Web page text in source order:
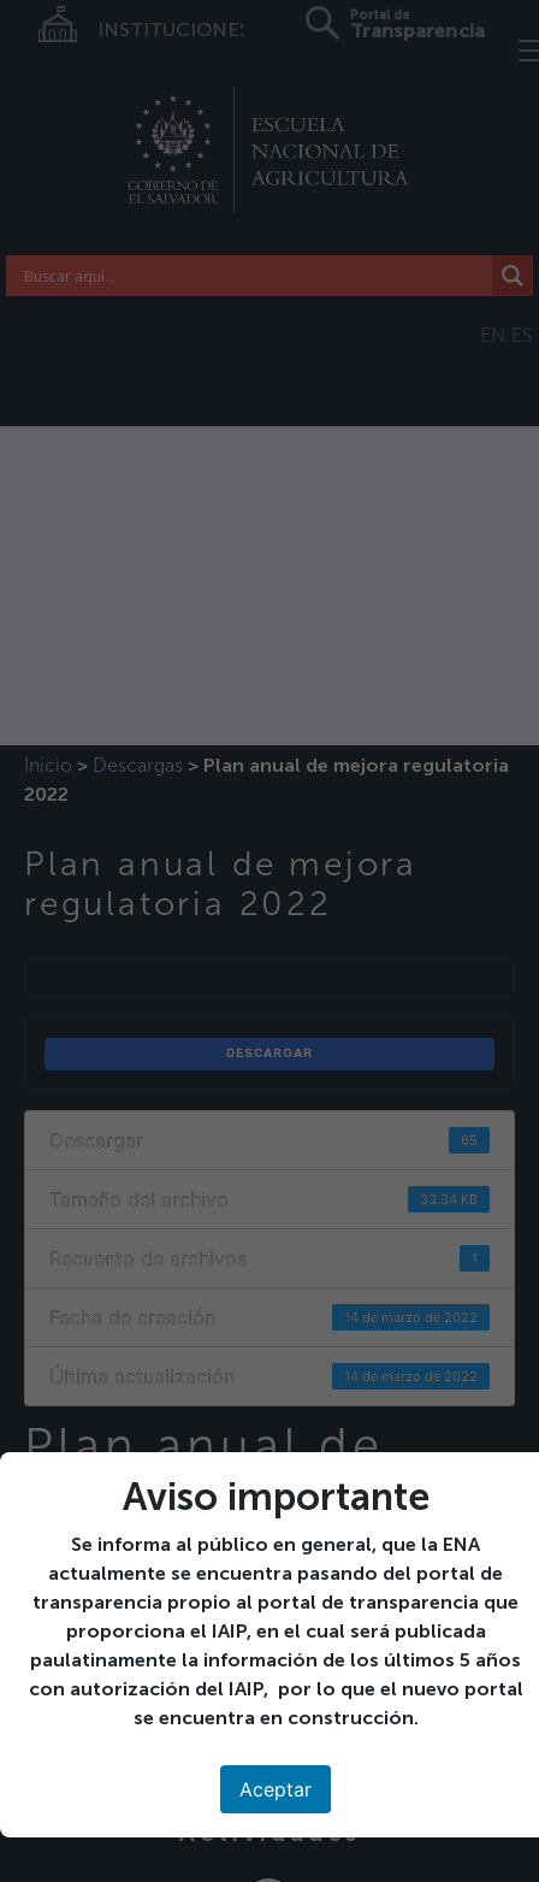
INSTITUCIONES
Portal de
Transparencia
EN ES
Aviso importante
Se informa al público en general, que la ENA
actualmente se encuentra pasando del portal de
transparencia propio al portal de transparencia que
proporciona el IAIP, en el cual será publicada
paulatinamente la información de los últimos 5 años
con autorización del IAIP, por lo que el nuevo portal
se encuentra en construcción.
Aceptar
Inicio > Descargas > Plan anual de mejora regulatoria
2022
Plan anual de mejora
regulatoria 2022
DESCARGAR
Descargar 65
Tamaño del archivo 33.34 KB
Recuento de archivos 1
Fecha de creación 14 de marzo de 2022
Última actualización 14 de marzo de 2022
Plan anual de
mejora regulatoria
2022
Publicado el 14-03-2022.
Ir a
Calendario de
Actividades